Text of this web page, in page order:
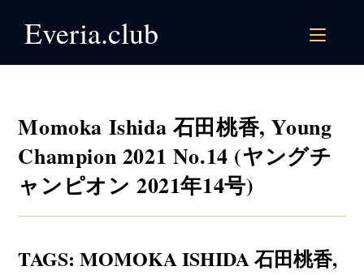
Everia.club
Momoka Ishida 石田桃香, Young
Champion 2021 No.14 (ヤングチ
ャンピオン 2021年14号)
TAGS:MOMOKA ISHIDA 石田桃香,